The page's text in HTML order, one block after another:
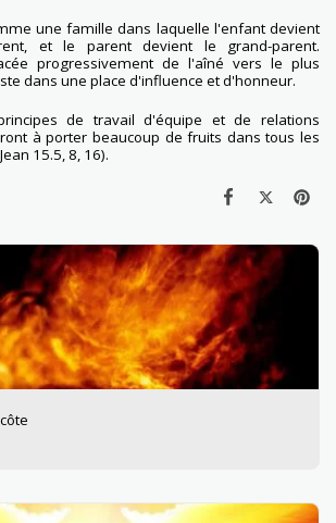
une famille dans laquelle l'enfant devient
et le parent devient le grand-parent.
progressivement de l'aîné vers le plus
dans une place d'influence et d'honneur.
de travail d'équipe et de relations
à porter beaucoup de fruits dans tous les
15.5, 8, 16).